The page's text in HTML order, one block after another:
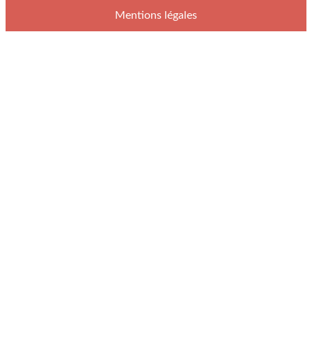
Mentions légales